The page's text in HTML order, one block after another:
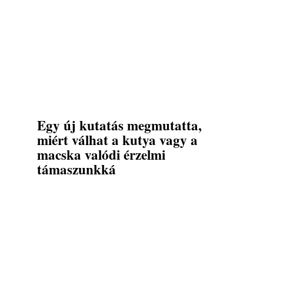
Egy új kutatás megmutatta,
miért válhat a kutya vagy a
macska valódi érzelmi
támaszunkká